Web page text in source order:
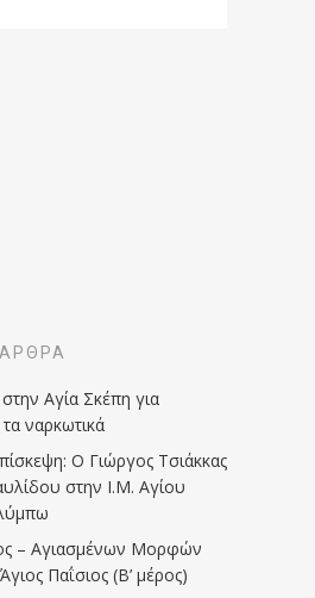
Αγία Σκέπη για
ναρκωτικά
Ο Γιώργος Τσιάκκας
στην Ι.Μ. Αγίου
– Αγιασμένων Μορφών
Παΐσιος (Β’ μέρος)